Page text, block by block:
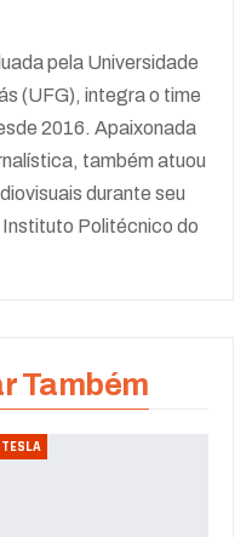
pela Universidade
(UFG), integra o time
2016. Apaixonada
também atuou
durante seu
Politécnico do
Também
TESLA